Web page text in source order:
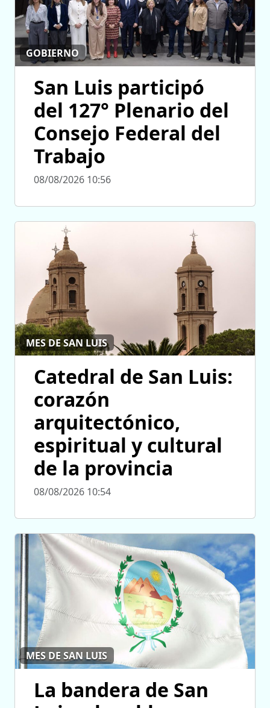
GOBIERNO
San Luis participó
del 127° Plenario del
Consejo Federal del
Trabajo
08/08/2026 10:56
MES DE SAN LUIS
Catedral de San Luis:
corazón
arquitectónico,
espiritual y cultural
de la provincia
08/08/2026 10:54
MES DE SAN LUIS
La bandera de San